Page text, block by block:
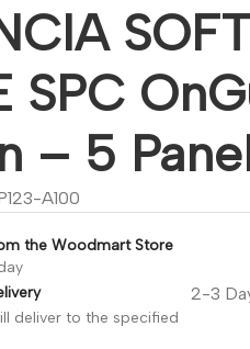
SPC
– 5
A100
the Woodmart Store
deliver to the specified
2-3